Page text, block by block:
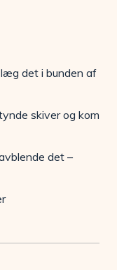
det i bunden af
skiver og kom
det –